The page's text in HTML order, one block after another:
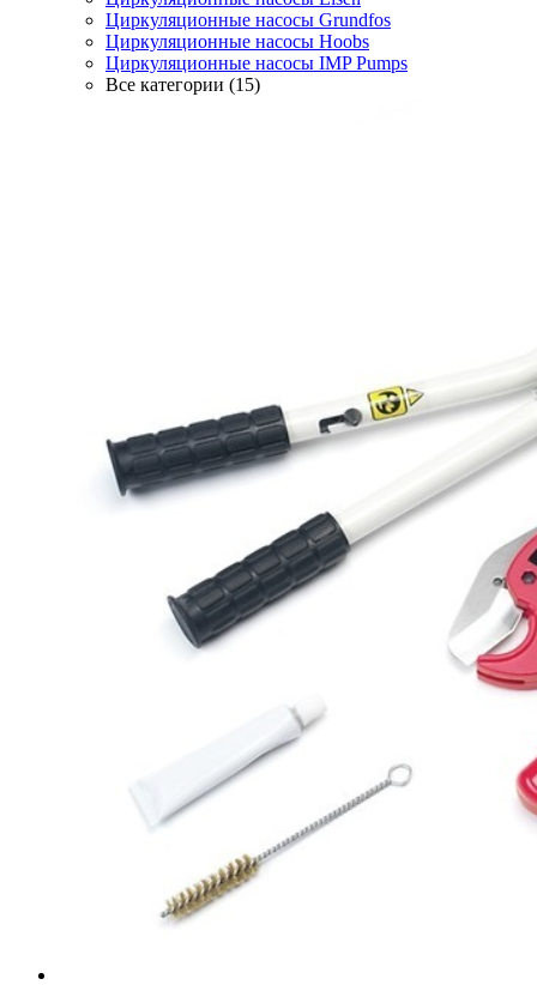
Циркуляционные насосы Grundfos
Циркуляционные насосы Hoobs
Циркуляционные насосы IMP Pumps
Все категории (15)